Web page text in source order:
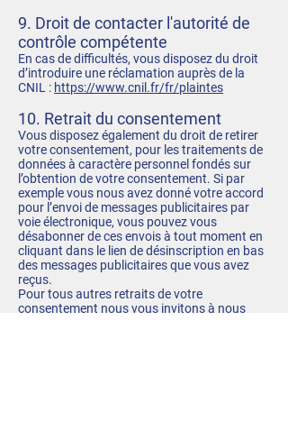
9. Droit de contacter l'autorité de
contrôle compétente
En cas de difficultés, vous disposez du droit
d’introduire une réclamation auprès de la
CNIL : https://www.cnil.fr/fr/plaintes
10. Retrait du consentement
Vous disposez également du droit de retirer
votre consentement, pour les traitements de
données à caractère personnel fondés sur
l’obtention de votre consentement. Si par
exemple vous nous avez donné votre accord
pour l’envoi de messages publicitaires par
voie électronique, vous pouvez vous
désabonner de ces envois à tout moment en
cliquant dans le lien de désinscription en bas
des messages publicitaires que vous avez
reçus.
Pour tous autres retraits de votre
consentement nous vous invitons à nous